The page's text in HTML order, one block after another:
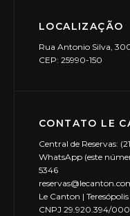
LOCALIZAÇÃO
Rua Antonio Silva,
CEP: 25990-150
CONTATO LE
Central de Reservas:
WhatsApp (este
5346
Le Canton | Teresópolis
CNPJ 29.920.394/